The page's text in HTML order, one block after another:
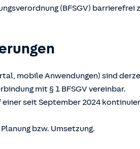
(BFSGV) barrierefrei
mobile Anwendungen) sind
mit § 1 BFSGV vereinbar.
seit September 2024
bzw. Umsetzung.